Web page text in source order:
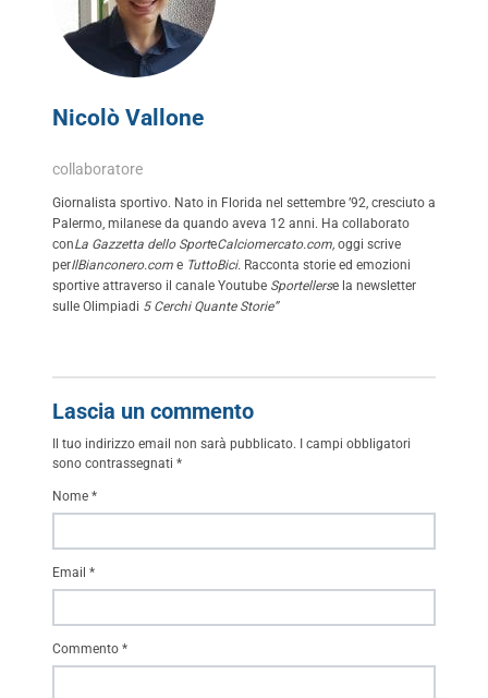
Nicolò Vallone
collaboratore
Giornalista sportivo. Nato in Florida nel settembre ’92, cresciuto a
Palermo, milanese da quando aveva 12 anni. Ha collaborato
conLa Gazzetta dello SporteCalciomercato.com, oggi scrive
perIlBianconero.com e TuttoBici. Racconta storie ed emozioni
sportive attraverso il canale Youtube Sportellerse la newsletter
sulle Olimpiadi 5 Cerchi Quante Storie”
Lascia un commento
Il tuo indirizzo email non sarà pubblicato. I campi obbligatori
sono contrassegnati *
Commento *
Nome *
Email *